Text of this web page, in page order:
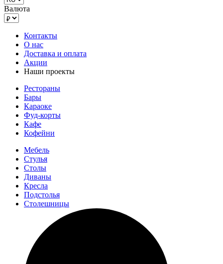
Валюта
Контакты
О нас
Доставка и оплата
Акции
Наши проекты
Рестораны
Бары
Караоке
Фуд-корты
Кафе
Кофейни
Мебель
Стулья
Столы
Диваны
Кресла
Подстолья
Столешницы